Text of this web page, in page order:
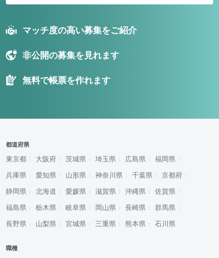
マッチ度の高い募集をご紹介
非公開の募集を見れます
無料で帳票を作れます
都道府県
東京都 大阪府 茨城県 埼玉県 広島県 福岡県
兵庫県 愛知県 山形県 神奈川県 千葉県 京都府
静岡県 北海道 愛媛県 滋賀県 沖縄県 佐賀県
福島県 栃木県 岐阜県 岡山県 長崎県 群馬県
長野県 山梨県 宮城県 三重県 熊本県 石川県
職種